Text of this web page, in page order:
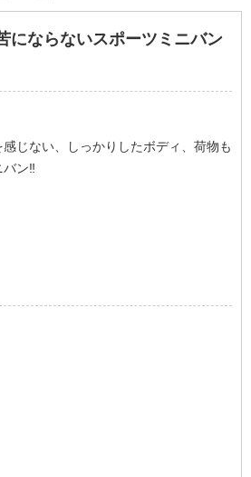
にならないスポーツミニバン
じない、しっかりしたボディ、荷物も
ン‼️